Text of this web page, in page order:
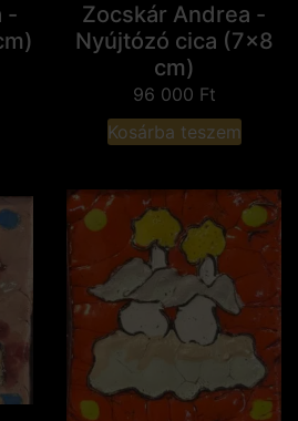
-
Zocskár Andrea -
Nyújtózó cica (7x8
cm)
96 000 Ft
Kosárba teszem